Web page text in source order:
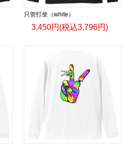
只管打坐（white）
3,450円(税込3,796円)